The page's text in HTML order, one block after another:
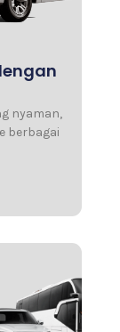
nyaman,
berbagai